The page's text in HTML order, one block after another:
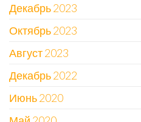
Декабрь 2023
Октябрь 2023
Август 2023
Декабрь 2022
Июнь 2020